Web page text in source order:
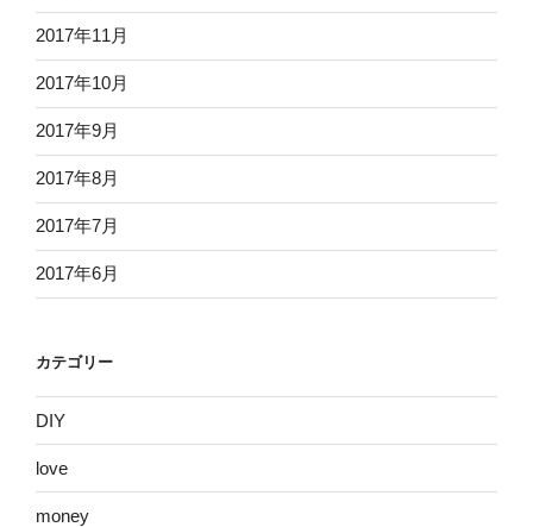
2017年11月
2017年10月
2017年9月
2017年8月
2017年7月
2017年6月
カテゴリー
DIY
love
money